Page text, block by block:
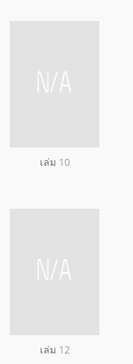
เล่ม 10
เล่ม 12